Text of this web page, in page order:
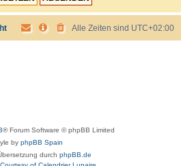
Alle Zeiten sind UTC+02:00
® Forum Software © phpBB Limited
by phpBB Spain
durch phpBB.de